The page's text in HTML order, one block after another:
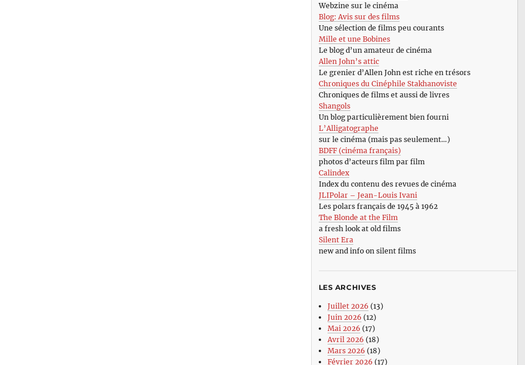
Webzine sur le cinéma
Blog: Avis sur des films
Une sélection de films peu courants
Mille et une Bobines
Le blog d’un amateur de cinéma
Allen John’s attic
Le grenier d’Allen John est riche en trésors
Chroniques du Cinéphile Stakhanoviste
Chroniques de films et aussi de livres
Shangols
Un blog particulièrement bien fourni
L’Alligatographe
sur le cinéma (mais pas seulement…)
BDFF (cinéma français)
photos d’acteurs film par film
Calindex
Index du contenu des revues de cinéma
JLIPolar – Jean-Louis Ivani
Les polars français de 1945 à 1962
The Blonde at the Film
a fresh look at old films
Silent Era
new and info on silent films
LES ARCHIVES
Juillet 2026 (13)
Juin 2026 (12)
Mai 2026 (17)
Avril 2026 (18)
Mars 2026 (18)
Février 2026 (17)